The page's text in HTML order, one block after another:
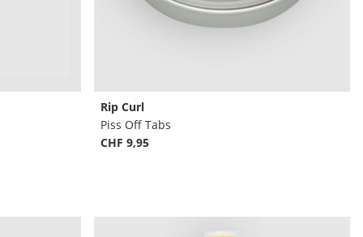
Rip Curl
Piss Off Tabs
CHF 9,95